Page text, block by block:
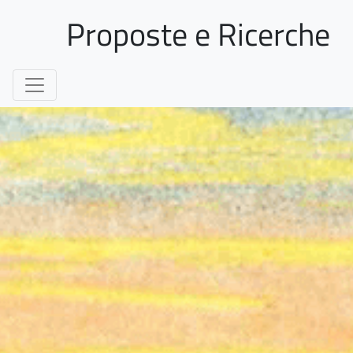
Proposte e Ricerche